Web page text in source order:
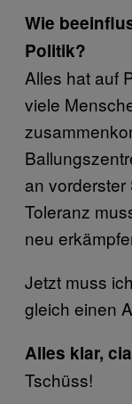
Wie
Politik?
Alles hat auf
viele
an
Toleranz
neu
Jetzt muss
gleich einen
Alles klar,
Tschüss!